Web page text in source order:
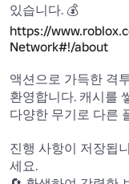
https://
Network#!/about
액션으로 가득한 격
환영합니다. 캐시를
다양한 무기로 다른
진행 사항이 저장됩
세요.